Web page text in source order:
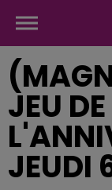
JEU DE
JEUDI